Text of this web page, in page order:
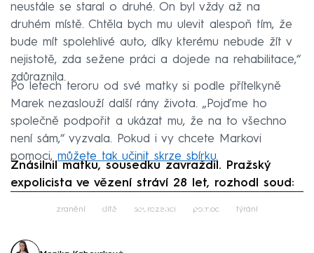
neustále se staral o druhé. On byl vždy až na
druhém místě. Chtěla bych mu ulevit alespoň tím, že
bude mít spolehlivé auto, díky kterému nebude žít v
nejistotě, zda sežene práci a dojede na rehabilitace,“
zdůraznila.
Po letech teroru od své matky si podle přítelkyně
Marek nezaslouží další rány života. „Pojďme ho
společně podpořit a ukázat mu, že na to všechno
není sám,“ vyzvala. Pokud i vy chcete Markovi
pomoci, můžete tak učinit skrze sbírku.
Znásilnil matku, sousedku zavraždil. Pražský
expolicista ve vězení stráví 28 let, rozhodl soud:
Failed to fetch
zranění dítě sourozenci pomoc týrání